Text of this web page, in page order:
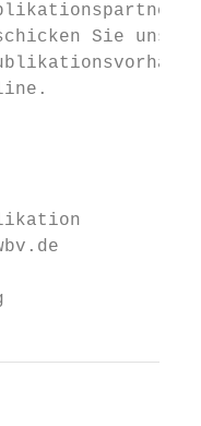
Sie uns